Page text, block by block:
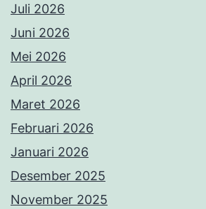
Juli 2026
Juni 2026
Mei 2026
April 2026
Maret 2026
Februari 2026
Januari 2026
Desember 2025
November 2025